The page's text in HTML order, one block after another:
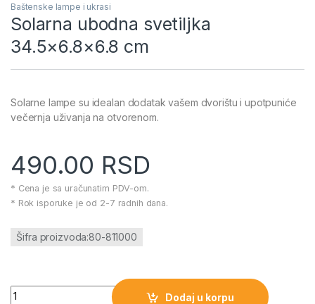
Baštenske lampe i ukrasi
Solarna ubodna svetiljka
34.5×6.8×6.8 cm
Solarne lampe su idealan dodatak vašem dvorištu i upotpuniće
večernja uživanja na otvorenom.
490.00 RSD
* Cena je sa uračunatim PDV-om.
* Rok isporuke je od 2-7 radnih dana.
Šifra proizvoda:80-811000
Solarna ubodna svetiljka 34.5x6.8x6.8 cm količina
Dodaj u korpu